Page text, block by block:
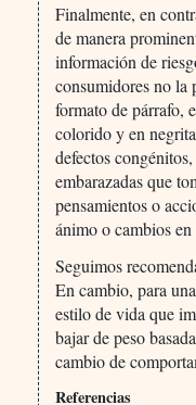
Finalmente, en
de manera
información de
consumidores no la
formato de párrafo,
colorido y en
defectos
embarazadas que
pensamientos o
ánimo o cambios
Seguimos
En cambio, para
estilo de vida que
bajar de peso
cambio de
Referencias